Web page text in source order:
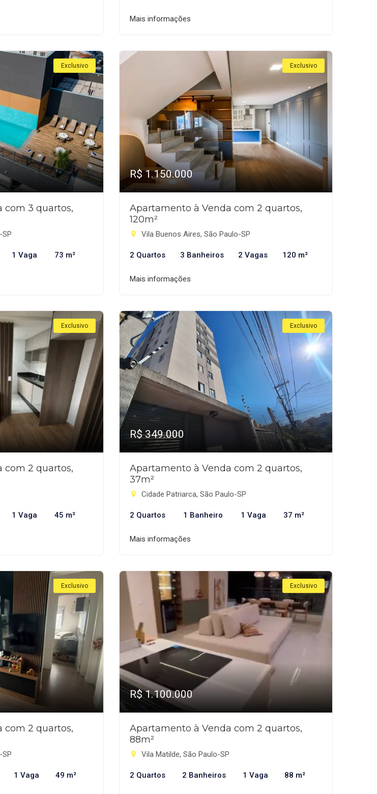
Mais informações
Exclusivo
com 3 quartos,
1 Vaga 73 m²
Exclusivo
R$ 1.150.000
Apartamento à Venda com 2 quartos,
120m²
Vila Buenos Aires, São Paulo-SP
2 Quartos 3 Banheiros 2 Vagas 120 m²
Mais informações
Exclusivo
com 2 quartos,
1 Vaga 45 m²
Exclusivo
R$ 349.000
Apartamento à Venda com 2 quartos,
37m²
Cidade Patriarca, São Paulo-SP
2 Quartos 1 Banheiro 1 Vaga 37 m²
Mais informações
Exclusivo
com 2 quartos,
1 Vaga 49 m²
Exclusivo
R$ 1.100.000
Apartamento à Venda com 2 quartos,
88m²
Vila Matilde, São Paulo-SP
2 Quartos 2 Banheiros 1 Vaga 88 m²